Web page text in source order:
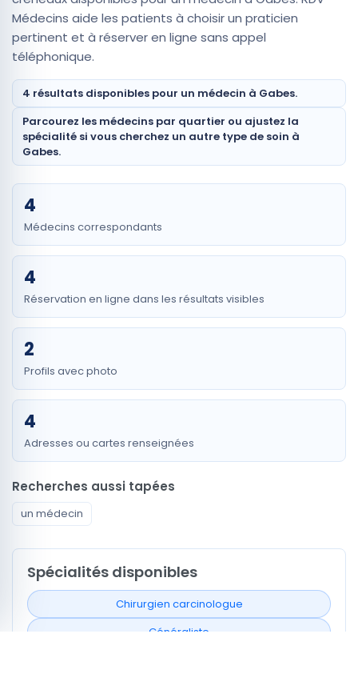
Médecins aide les patients à choisir un praticien
pertinent et à réserver en ligne sans appel
téléphonique.
4 résultats disponibles pour un médecin à Gabes.
Parcourez les médecins par quartier ou ajustez la
spécialité si vous cherchez un autre type de soin à
Gabes.
4
Médecins correspondants
4
Réservation en ligne dans les résultats visibles
2
Profils avec photo
4
Adresses ou cartes renseignées
Recherches aussi tapées
un médecin
Spécialités disponibles
Chirurgien carcinologue
Généraliste